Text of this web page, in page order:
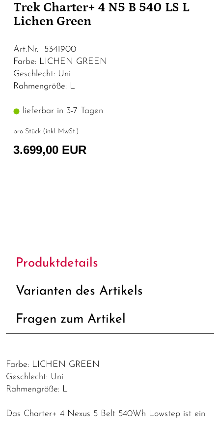
Trek Charter+ 4 N5 B 540 LS L
Lichen Green
Art.Nr. 5341900
Farbe: LICHEN GREEN
Geschlecht: Uni
Rahmengröße: L
lieferbar in 3-7 Tagen
pro Stück (inkl. MwSt.)
3.699,00 EUR
Produktdetails
Varianten des Artikels
Fragen zum Artikel
Farbe: LICHEN GREEN
Geschlecht: Uni
Rahmengröße: L
Das Charter+ 4 Nexus 5 Belt 540Wh Lowstep ist ein